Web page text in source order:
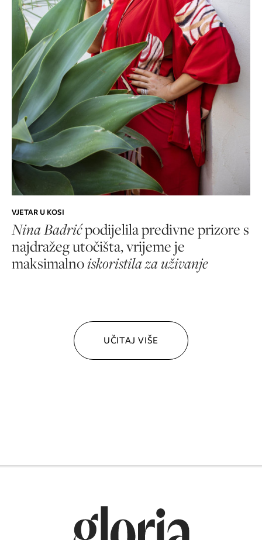
VJETAR U KOSI
Nina Badrićpodijelila predivne prizore s
najdražeg utočišta, vrijeme je
maksimalnoiskoristila za uživanje
UČITAJ VIŠE